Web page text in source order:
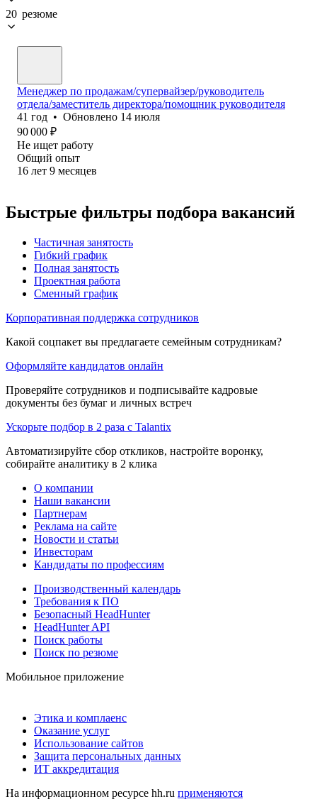
20 резюме
Менеджер по продажам/супервайзер/руководитель
отдела/заместитель директора/помощник руководителя
41 год • Обновлено 14 июля
90 000 ₽
Не ищет работу
Общий опыт
16 лет 9 месяцев
Быстрые фильтры подбора вакансий
Частичная занятость
Гибкий график
Полная занятость
Проектная работа
Сменный график
Корпоративная поддержка сотрудников
Какой соцпакет вы предлагаете семейным сотрудникам?
Оформляйте кандидатов онлайн
Проверяйте сотрудников и подписывайте кадровые
документы без бумаг и личных встреч
Ускорьте подбор в 2 раза с Talantix
Автоматизируйте сбор откликов, настройте воронку,
собирайте аналитику в 2 клика
О компании
Наши вакансии
Партнерам
Реклама на сайте
Новости и статьи
Инвесторам
Кандидаты по профессиям
Производственный календарь
Требования к ПО
Безопасный HeadHunter
HeadHunter API
Поиск работы
Поиск по резюме
Мобильное приложение
Этика и комплаенс
Оказание услуг
Использование сайтов
Защита персональных данных
ИТ аккредитация
На информационном ресурсе hh.ru применяются